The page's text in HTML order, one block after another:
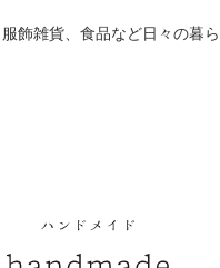
飾雑貨、食品など日々の暮